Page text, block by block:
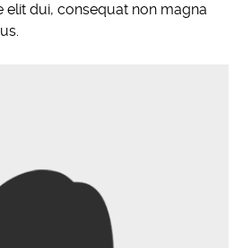
elit dui, consequat non magna